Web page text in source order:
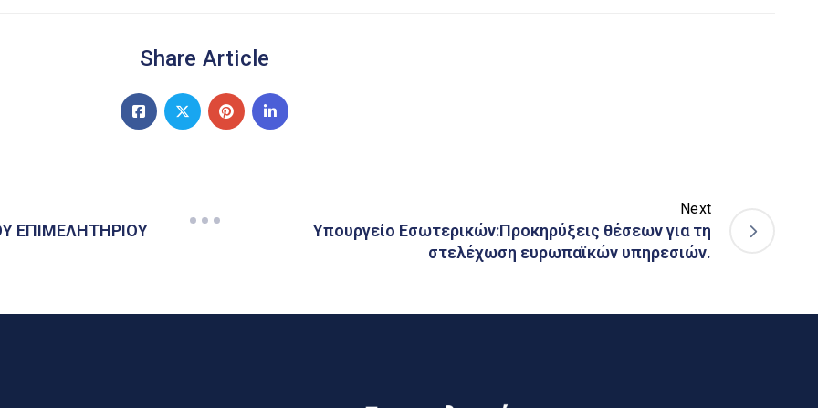
Share Article
ΕΠΙΜΕΛΗΤΗΡΙΟΥ
Next
Υπουργείο Εσωτερικών:Προκηρύξεις θέσεων για τη
στελέχωση ευρωπαϊκών υπηρεσιών.